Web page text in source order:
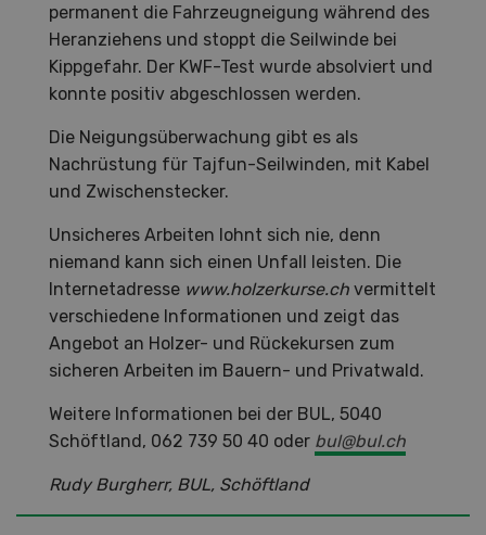
permanent die Fahrzeugneigung während des
Heranziehens und stoppt die Seilwinde bei
Kippgefahr. Der KWF-Test wurde absolviert und
konnte positiv abgeschlossen werden.
Die Neigungsüberwachung gibt es als
Nachrüstung für Tajfun-Seilwinden, mit Kabel
und Zwischenstecker.
Unsicheres Arbeiten lohnt sich nie, denn
niemand kann sich einen Unfall leisten. Die
Internetadresse www.holzerkurse.ch vermittelt
verschiedene Informationen und zeigt das
Angebot an Holzer- und Rückekursen zum
sicheren Arbeiten im Bauern- und Privatwald.
Weitere Informationen bei der BUL, 5040
Schöftland, 062 739 50 40 oder bul@bul.ch
Rudy Burgherr, BUL, Schöftland